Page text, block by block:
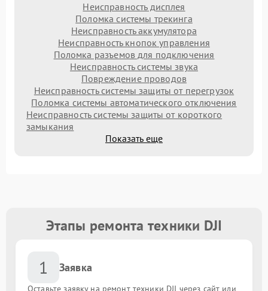
Неисправность дисплея
Поломка системы трекинга
Неисправность аккумулятора
Неисправность кнопок управления
Поломка разъемов для подключения
Неисправность системы звука
Повреждение проводов
Неисправность системы защиты от перегрузок
Поломка системы автоматического отключения
Неисправность системы защиты от короткого
замыкания
Показать еще
Этапы ремонта техники DJI
1 Заявка
Оставьте заявку на ремонт техники DJI через сайт или